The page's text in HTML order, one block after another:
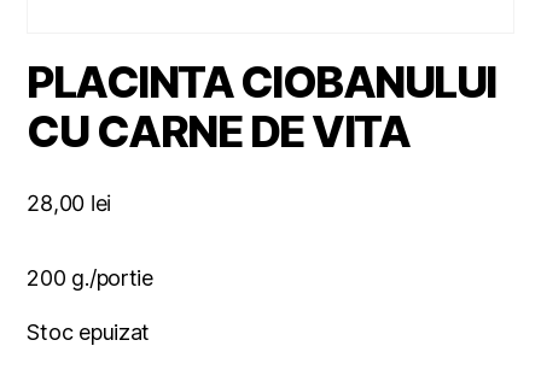
PLACINTA CIOBANULUI
CU CARNE DE VITA
28,00 lei
200 g./portie
Stoc epuizat